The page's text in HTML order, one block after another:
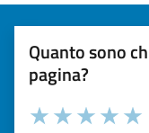
Quanto sono
pagina?
Valuta la chiarezza
Seleziona il